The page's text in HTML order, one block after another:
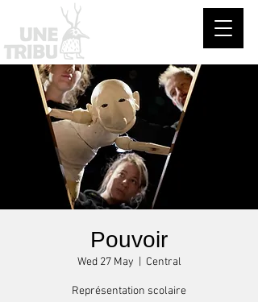
Pouvoir
Wed 27 May Central
Représentation scolaire